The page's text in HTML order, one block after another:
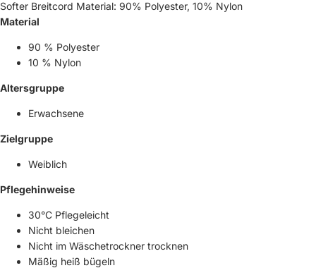
Softer Breitcord Material: 90% Polyester, 10% Nylon
Material
90 % Polyester
10 % Nylon
Altersgruppe
Erwachsene
Zielgruppe
Weiblich
Pflegehinweise
30°C Pflegeleicht
Nicht bleichen
Nicht im Wäschetrockner trocknen
Mäßig heiß bügeln